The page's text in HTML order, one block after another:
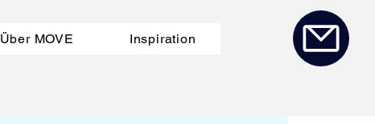
Über MOVE Inspiration